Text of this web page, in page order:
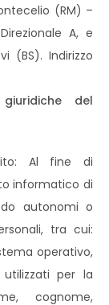
(RM) –
A, e
(BS). Indirizzo
del
Al fine di
informatico di
autonomi o
tra cui:
operativo,
per la
cognome,